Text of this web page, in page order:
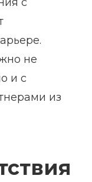
не
и с
из